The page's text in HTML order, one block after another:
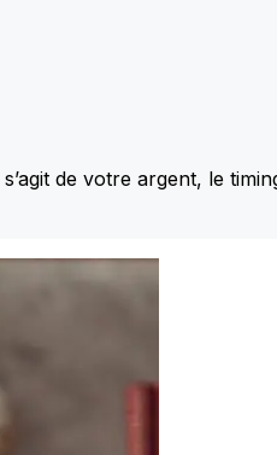
de votre argent, le